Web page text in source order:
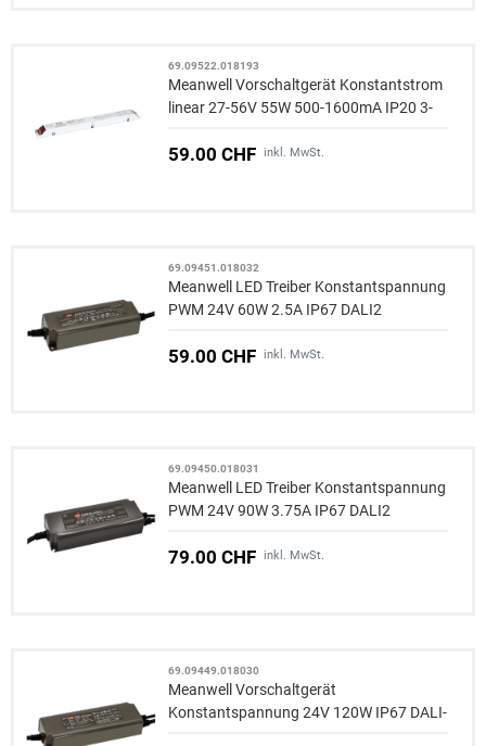
69.09522.018193
Meanwell Vorschaltgerät Konstantstrom
linear 27-56V 55W 500-1600mA IP20 3-
59.00 CHF inkl. MwSt.
69.09451.018032
Meanwell LED Treiber Konstantspannung
PWM 24V 60W 2.5A IP67 DALI2
59.00 CHF inkl. MwSt.
69.09450.018031
Meanwell LED Treiber Konstantspannung
PWM 24V 90W 3.75A IP67 DALI2
79.00 CHF inkl. MwSt.
69.09449.018030
Meanwell Vorschaltgerät
Konstantspannung 24V 120W IP67 DALI-